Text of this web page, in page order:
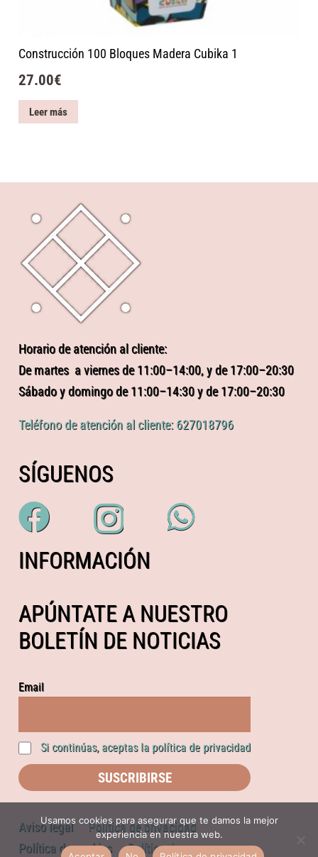
Construcción 100 Bloques Madera Cubika 1
27.00€
Leer más
Horario de atención al cliente:
De martes a viernes de 11:00–14:00, y de 17:00–20:30
Sábado y domingo de 11:00–14:30 y de 17:00–20:30
Teléfono de atención al cliente: 627018796
SÍGUENOS
INFORMACIÓN
APÚNTATE A NUESTRO
BOLETÍN DE NOTICIAS
Email
Si continúas, aceptas la política de privacidad
Aviso legal
Política de privacidad
Política de cookies
Política de compras
Usamos cookies para asegurar que te damos la mejor
experiencia en nuestra web.